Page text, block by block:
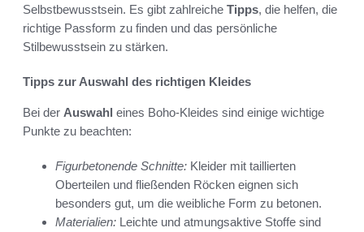
Selbstbewusstsein. Es gibt zahlreiche Tipps, die helfen, die
richtige Passform zu finden und das persönliche
Stilbewusstsein zu stärken.
Tipps zur Auswahl des richtigen Kleides
Bei der Auswahl eines Boho-Kleides sind einige wichtige
Punkte zu beachten:
Figurbetonende Schnitte: Kleider mit taillierten
Oberteilen und fließenden Röcken eignen sich
besonders gut, um die weibliche Form zu betonen.
Materialien: Leichte und atmungsaktive Stoffe sind